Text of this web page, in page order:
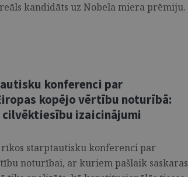
kandidāts uz Nobela miera prēmiju.
konferenci par
kopējo vērtību noturībā:
izaicinājumi
rīkos starptautisku konferenci par
noturībai, ar kuriem pašlaik saskaras